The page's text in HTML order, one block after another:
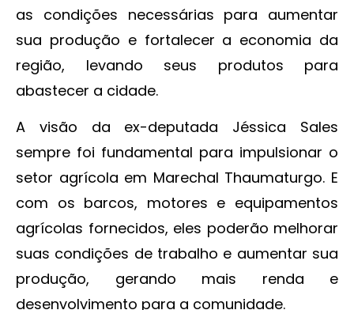
as condições necessárias para aumentar
sua produção e fortalecer a economia da
região, levando seus produtos para
abastecer a cidade.
A visão da ex-deputada Jéssica Sales
sempre foi fundamental para impulsionar o
setor agrícola em Marechal Thaumaturgo. E
com os barcos, motores e equipamentos
agrícolas fornecidos, eles poderão melhorar
suas condições de trabalho e aumentar sua
produção, gerando mais renda e
desenvolvimento para a comunidade.